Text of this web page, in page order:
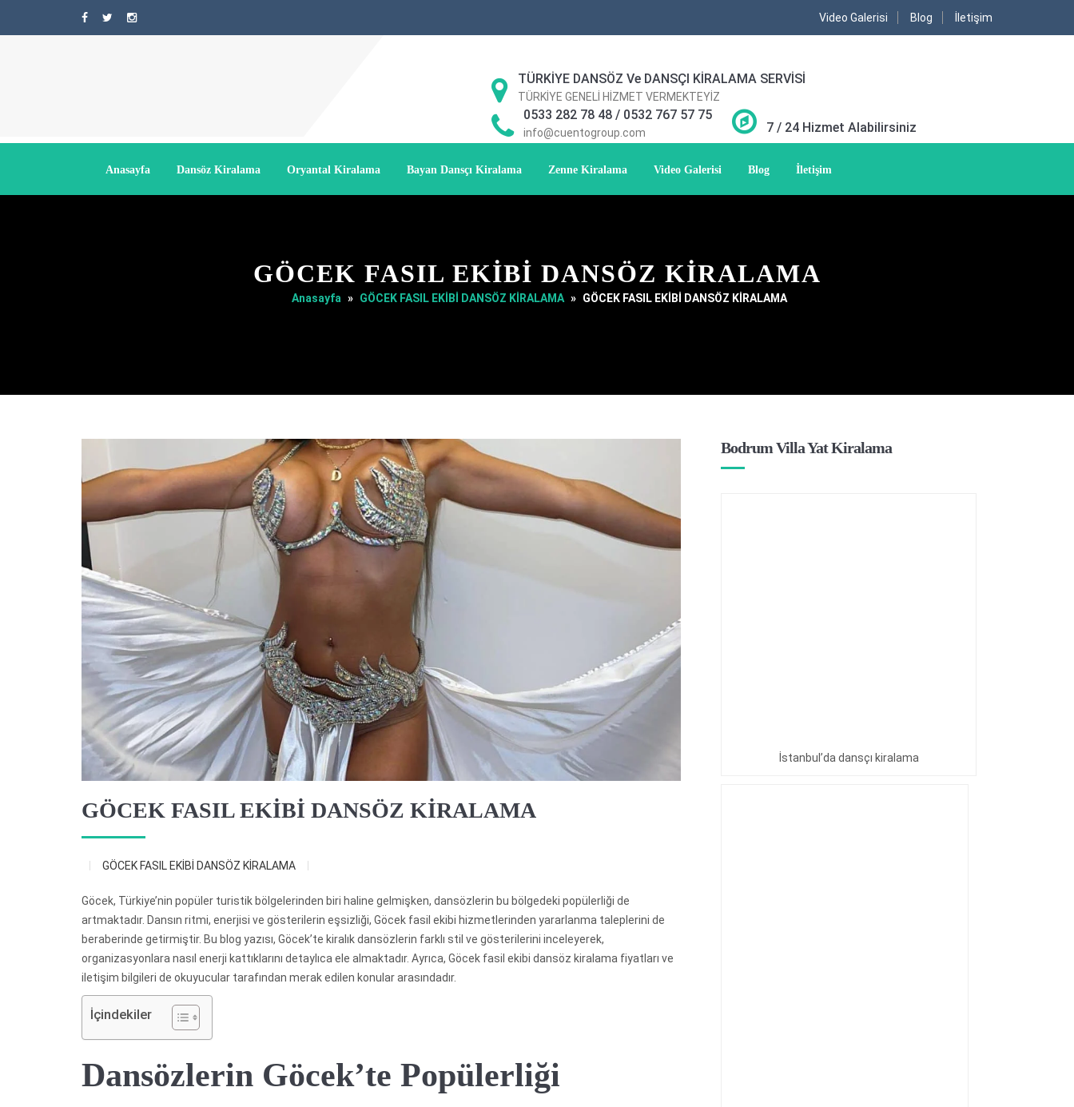
Video Galerisi Blog İletişim
TÜRKİYE DANSÖZ Ve DANSÇI KİRALAMA SERVİSİ
TÜRKİYE GENELİ HİZMET VERMEKTEYİZ
0533 282 78 48 / 0532 767 57 75
info@cuentogroup.com 7 / 24 Hizmet Alabilirsiniz
Anasayfa Dansöz Kiralama Oryantal Kiralama Bayan Dansçı Kiralama Zenne Kiralama Video Galerisi Blog İletişim
GÖCEK FASIL EKİBİ DANSÖZ KİRALAMA
Anasayfa » GÖCEK FASIL EKİBİ DANSÖZ KİRALAMA » GÖCEK FASIL EKİBİ DANSÖZ KİRALAMA
GÖCEK FASIL EKİBİ DANSÖZ KİRALAMA
GÖCEK FASIL EKİBİ DANSÖZ KİRALAMA
Göcek, Türkiye’nin popüler turistik bölgelerinden biri haline gelmişken, dansözlerin bu bölgedeki popülerliği de
artmaktadır. Dansın ritmi, enerjisi ve gösterilerin eşsizliği, Göcek fasil ekibi hizmetlerinden yararlanma taleplerini de
beraberinde getirmiştir. Bu blog yazısı, Göcek’te kiralık dansözlerin farklı stil ve gösterilerini inceleyerek,
organizasyonlara nasıl enerji kattıklarını detaylıca ele almaktadır. Ayrıca, Göcek fasil ekibi dansöz kiralama fiyatları ve
iletişim bilgileri de okuyucular tarafından merak edilen konular arasındadır.
İçindekiler
Dansözlerin Göcek’te Popülerliği
Bodrum Villa Yat Kiralama
İstanbul’da dansçı kiralama